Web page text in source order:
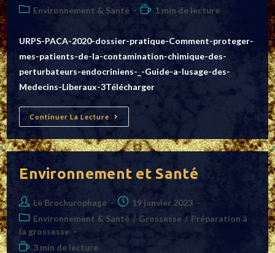
de
published:
PostEnvironnement & Santé
Temps1 min de lecture
URPS-PACA-2020-dossier-pratique-Comment-proteger-
mes-patients-de-la-contamination-chimique-des-
perturbateurs-endocriniens-_-Guide-a-lusage-des-
Medecins-Liberaux-3Télécharger
Continuer La Lecture
URPS
PACA
Dossier
Pratique
Comment
Protéger
Patients
De
Contamination
Environnement et Santé
Auteur/autrice
de
la
publication :
Le Brochurophage
Post
published:
19 janvier 2023
Post
category:
Environnement & Santé / Grossesse / Préparation à
la grossesse
Temps3 min de lecture